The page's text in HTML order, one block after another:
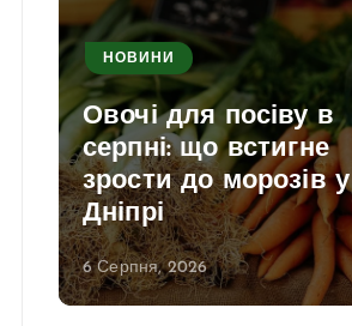
НОВИНИ
Овочі для посіву в
серпні: що встигне
зрости до морозів у
Дніпрі
6 Серпня, 2026